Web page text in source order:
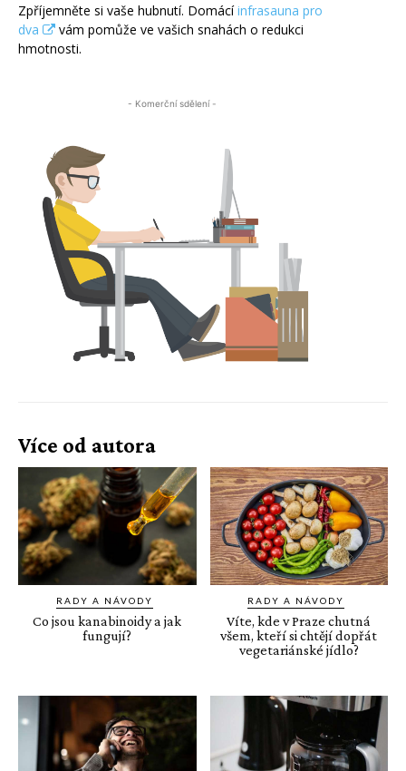
Zpříjemněte si vaše hubnutí. Domácíinfrasauna pro
dva
vám pomůže ve vašich snahách o redukci
hmotnosti.
- Komerční sdělení -
Více od autora
RADY A NÁVODY
Co jsou kanabinoidy a jak
fungují?
RADY A NÁVODY
Víte, kde v Praze chutná
všem, kteří si chtějí dopřát
vegetariánské jídlo?